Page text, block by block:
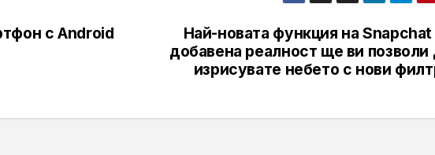
Най-новата функция на Snapchat
добавена реалност ще ви позволи
изрисувате небето с нови
с Android